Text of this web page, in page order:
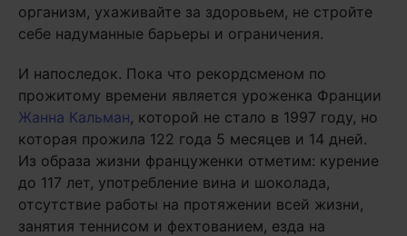
организм, ухаживайте за здоровьем, не стройте
себе надуманные барьеры и ограничения.
И напоследок. Пока что рекордсменом по
прожитому времени является уроженка Франции
Жанна Кальман, которой не стало в 1997 году, но
которая прожила 122 года 5 месяцев и 14 дней.
Из образа жизни француженки отметим: курение
до 117 лет, употребление вина и шоколада,
отсутствие работы на протяжении всей жизни,
занятия теннисом и фехтованием, езда на